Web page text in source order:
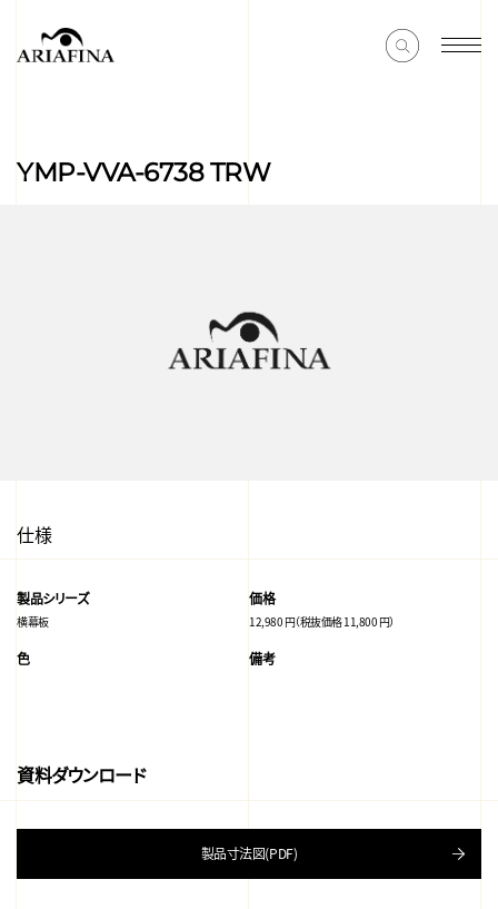
YMP-VVA-6738 TRW
仕様
製品シリーズ
横幕板
価格
12,980 円（税抜価格 11,800 円）
色 備考
資料ダウンロード
製品寸法図(PDF)